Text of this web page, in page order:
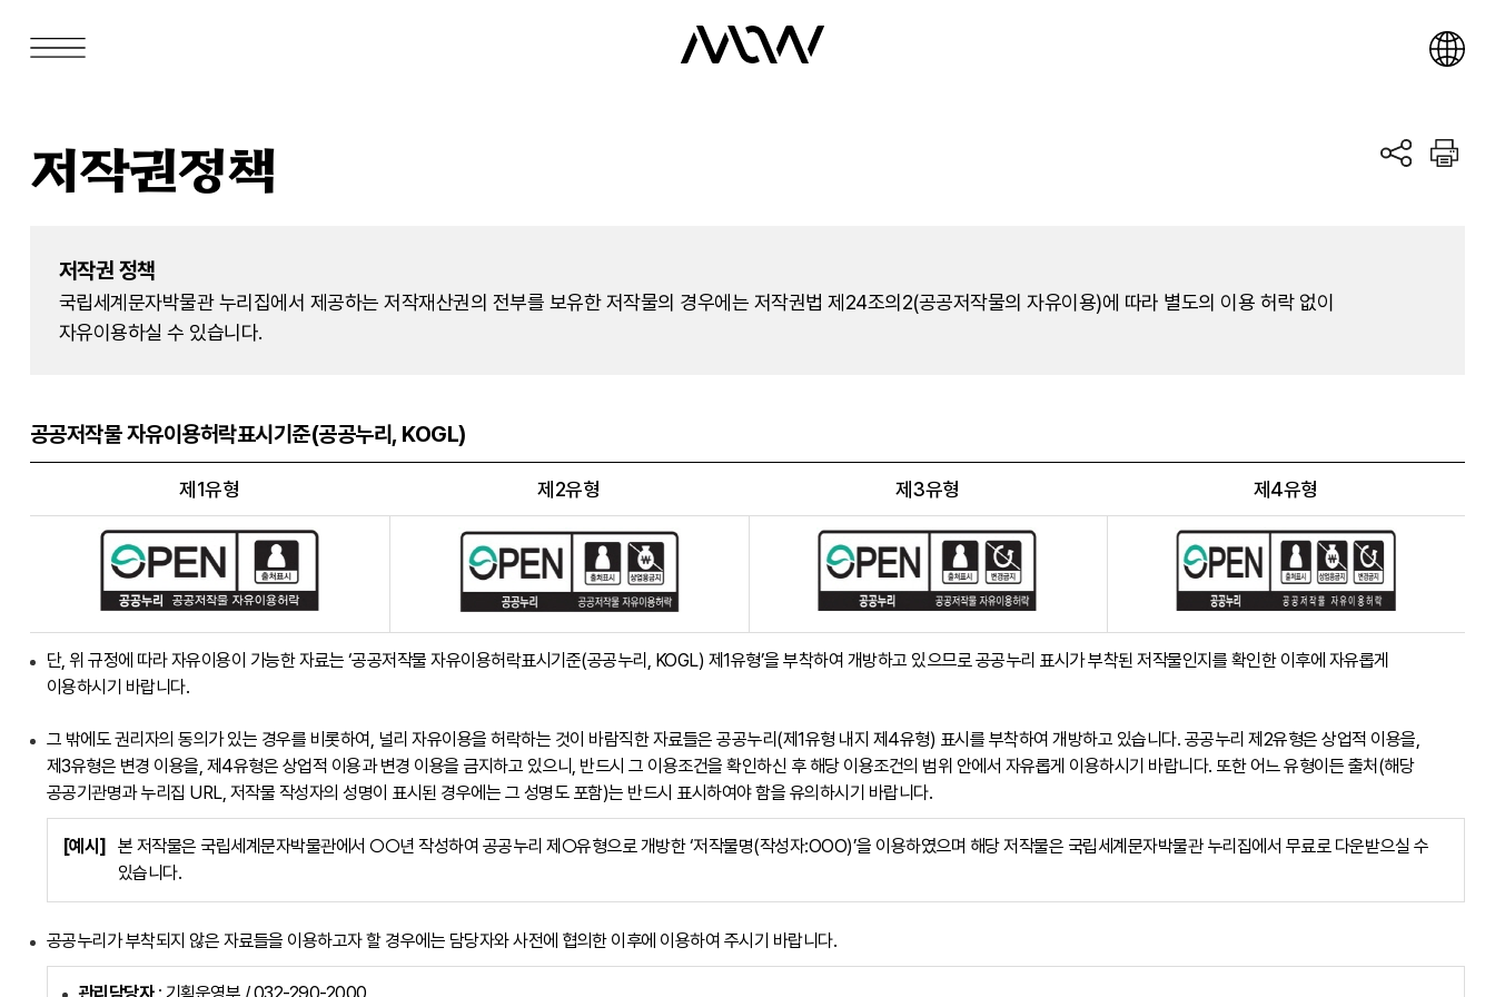
저작권정책
저작권 정책
국립세계문자박물관 누리집에서 제공하는 저작재산권의 전부를 보유한 저작물의 경우에는 저작권법 제24조의2(공공저작물의 자유이용)에 따라 별도의 이용 허락 없이
자유이용하실 수 있습니다.
공공저작물 자유이용허락표시기준(공공누리, KOGL)
제1유형 제2유형 제3유형 제4유형
단, 위 규정에 따라 자유이용이 가능한 자료는 ‘공공저작물 자유이용허락표시기준(공공누리, KOGL) 제1유형’을 부착하여 개방하고 있으므로 공공누리 표시가 부착된 저작물인지를 확인한 이후에 자유롭게
이용하시기 바랍니다.
그 밖에도 권리자의 동의가 있는 경우를 비롯하여, 널리 자유이용을 허락하는 것이 바람직한 자료들은 공공누리(제1유형 내지 제4유형) 표시를 부착하여 개방하고 있습니다. 공공누리 제2유형은 상업적 이용을,
제3유형은 변경 이용을, 제4유형은 상업적 이용과 변경 이용을 금지하고 있으니, 반드시 그 이용조건을 확인하신 후 해당 이용조건의 범위 안에서 자유롭게 이용하시기 바랍니다. 또한 어느 유형이든 출처(해당
공공기관명과 누리집 URL, 저작물 작성자의 성명이 표시된 경우에는 그 성명도 포함)는 반드시 표시하여야 함을 유의하시기 바랍니다.
[예시]
본 저작물은 국립세계문자박물관에서 ○○년 작성하여 공공누리 제○유형으로 개방한 ‘저작물명(작성자:OOO)’을 이용하였으며 해당 저작물은 국립세계문자박물관 누리집에서 무료로 다운받으실 수
있습니다.
공공누리가 부착되지 않은 자료들을 이용하고자 할 경우에는 담당자와 사전에 협의한 이후에 이용하여 주시기 바랍니다.